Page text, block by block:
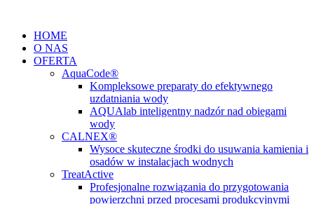
treści
HOME
O NAS
OFERTA
AquaCode®
Kompleksowe preparaty do efektywnego
uzdatniania wody
AQUAlab inteligentny nadzór nad obiegami
wody
CALNEX®
Wysoce skuteczne środki do usuwania kamienia i
osadów w instalacjach wodnych
TreatActive
Profesjonalne rozwiązania do przygotowania
powierzchni przed procesami produkcyjnymi